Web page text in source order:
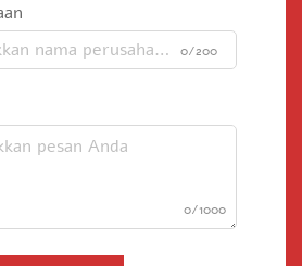
0/200
0/1000